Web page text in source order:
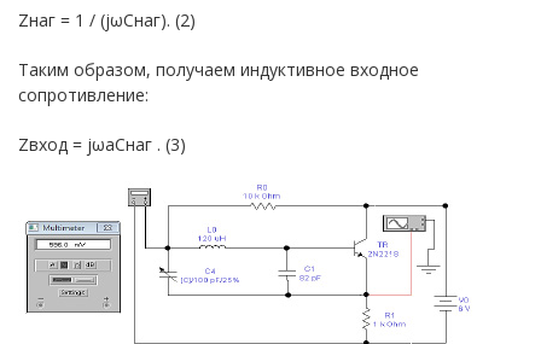
Zнаг = 1 / (jωCнаг). (2)
Таким образом, получаем индуктивное входное
сопротивление:
Zвход = jωaCнаг . (3)